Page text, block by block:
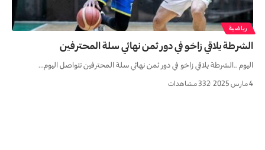
رياضية
الشرطة يلاقي زاخو في دور ثمن نهائي سلة المحترفين
اليوم ..الشرطة يلاقي زاخو في دور ثمن نهائي سلة المحترفين تتواصل اليوم…
4 مارس 2025 332 مشاهدات